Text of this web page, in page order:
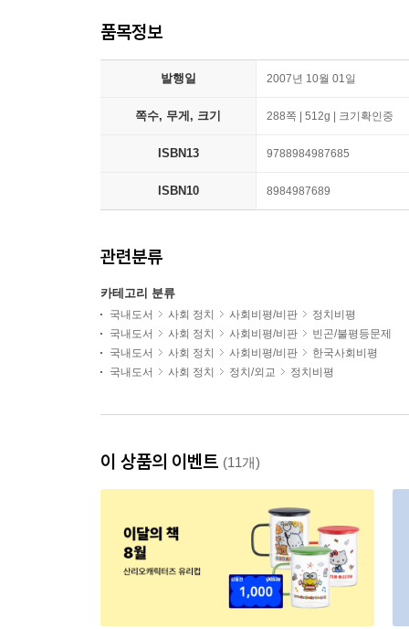
품목정보
발행일 2007년 10월 01일
쪽수, 무게, 크기 288쪽 | 512g | 크기확인중
ISBN13 9788984987685
ISBN10 8984987689
관련분류
카테고리 분류
국내도서 사회 정치 사회비평/비판
정치비평
국내도서
사회 정치 사회비평/비판
빈곤/불평등문제
국내도서
사회 정치 사회비평/비판
한국사회비평
국내도서
사회 정치 정치/외교 정치비평
이 상품의 이벤트 (11개)